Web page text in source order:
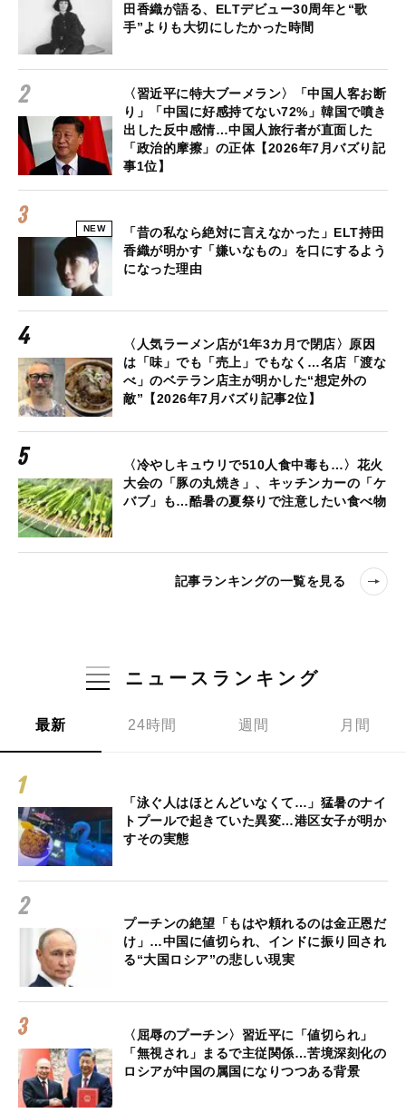
田香織が語る、ELTデビュー30周年と“歌
手”よりも大切にしたかった時間
〈習近平に特大ブーメラン〉「中国人客お断
り」「中国に好感持てない72%」韓国で噴き
出した反中感情…中国人旅行者が直面した
「政治的摩擦」の正体【2026年7月バズり記
事1位】
NEW
「昔の私なら絶対に言えなかった」ELT持田
香織が明かす「嫌いなもの」を口にするよう
になった理由
〈人気ラーメン店が1年3カ月で閉店〉原因
は「味」でも「売上」でもなく…名店「渡な
べ」のベテラン店主が明かした“想定外の
敵”【2026年7月バズり記事2位】
〈冷やしキュウリで510人食中毒も…〉花火
大会の「豚の丸焼き」、キッチンカーの「ケ
バブ」も…酷暑の夏祭りで注意したい食べ物
記事ランキングの一覧を見る
ニュースランキング
最新 24時間 週間 月間
「泳ぐ人はほとんどいなくて…」猛暑のナイ
トプールで起きていた異変…港区女子が明か
すその実態
プーチンの絶望「もはや頼れるのは金正恩だ
け」…中国に値切られ、インドに振り回され
る“大国ロシア”の悲しい現実
〈屈辱のプーチン〉習近平に「値切られ」
「無視され」まるで主従関係…苦境深刻化の
ロシアが中国の属国になりつつある背景